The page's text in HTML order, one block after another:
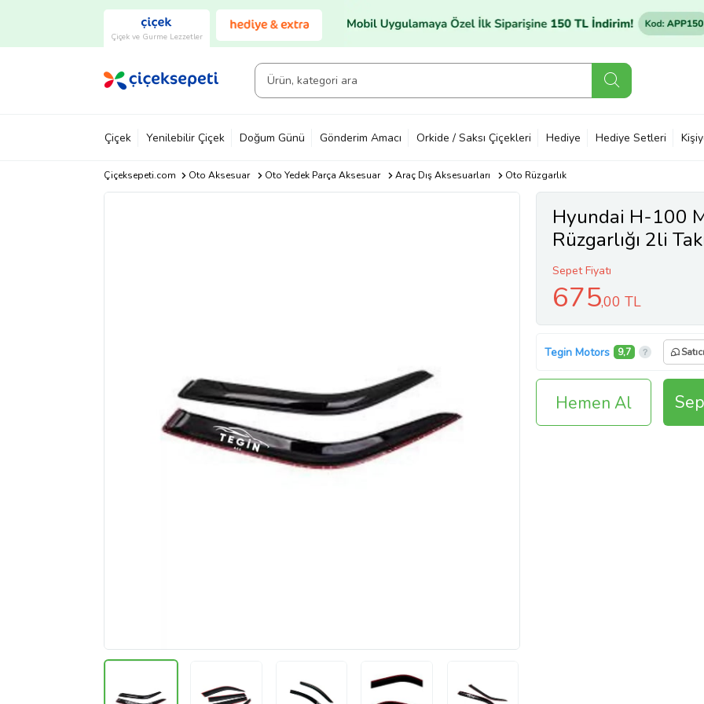
Çiçek ve Gurme Lezzetler
Çiçek Yenilebilir Çiçek Doğum Günü Gönderim Amacı Orkide / Saksı Çiçekleri Hediye Hediye Setleri
Çiçeksepeti.com Oto Aksesuar Oto Yedek Parça Aksesuar Araç Dış Aksesuarları Oto Rüzgarlık
Hyundai H-100
Rüzgarlığı 2li
Sepet Fiyatı
675,00 TL
Tegin Motors 9,7
Hemen Al